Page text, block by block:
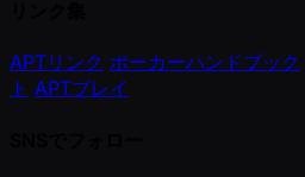
APTリンク ポーカーハンドブック
ト APTプレイ